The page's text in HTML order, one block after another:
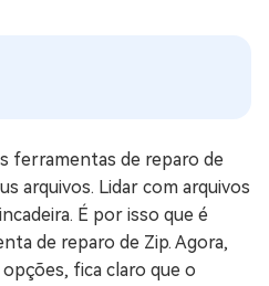
ferramentas de reparo de
arquivos. Lidar com arquivos
É por isso que é
de reparo de Zip. Agora,
fica claro que o